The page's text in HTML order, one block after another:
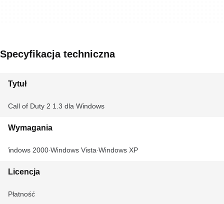
Specyfikacja techniczna
Tytuł
Call of Duty 2 1.3 dla Windows
Wymagania
Windows 2000 Windows Vista Windows XP
Licencja
Płatność